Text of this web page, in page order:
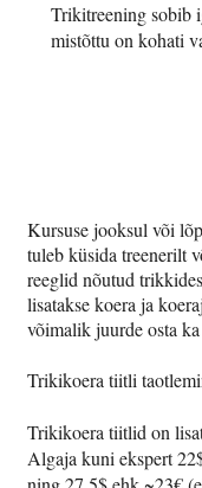
Trikitreening sobib
mistõttu on kohati
Kursuse jooksul või
tuleb küsida treenerilt
reeglid nõutud
lisatakse koera ja
võimalik juurde osta
Trikikoera tiitli
Trikikoera tiitlid on
Algaja kuni ekspert